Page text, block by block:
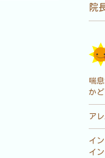
院
喘
か
ア
イ
イ